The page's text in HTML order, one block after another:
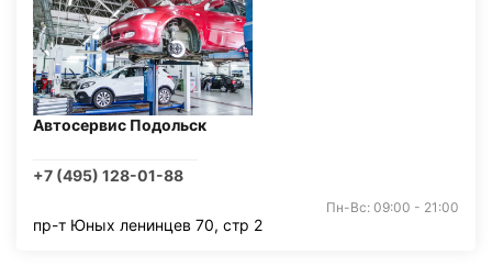
Автосервис Подольск
+7 (495) 128-01-88
Пн-Вс: 09:00 - 21:00
пр-т Юных ленинцев 70, стр 2